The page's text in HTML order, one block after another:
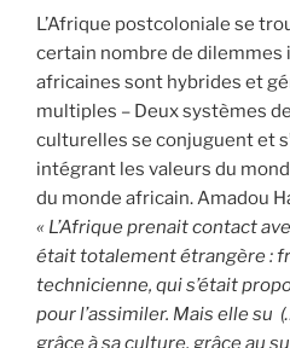
L’Afrique postcoloniale se
certain nombre de
africaines sont hybrides et
multiples – Deux systèmes
culturelles se conjuguent et
intégrant les valeurs du
du monde africain. Amadou
« L’Afrique prenait contact
était totalement étrangère :
technicienne, qui s’était
pour l’assimiler. Mais elle su
grâce à sa culture, grâce au